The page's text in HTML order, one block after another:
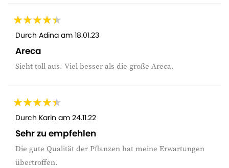
Durch Adina am 18.01.23
Areca
Sieht toll aus. Viel besser als die große Areca.
Durch Karin am 24.11.22
Sehr zu empfehlen
Die gute Qualität der Pflanzen hat meine Erwartungen
übertroffen.